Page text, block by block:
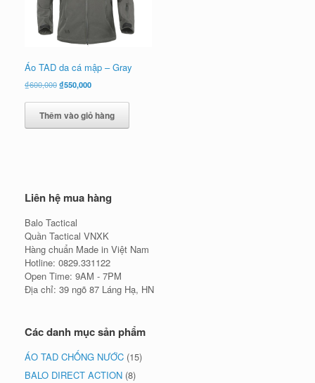
Áo TAD da cá mập – Gray
₫600,000Giá
là:
₫600,000.
₫550,000Giá
tại
là:
₫550,000.
Thêm vào giỏ hàng
Liên hệ mua hàng
Balo Tactical
Quần Tactical VNXK
Hàng chuẩn Made in Việt Nam
Hotline: 0829.331122
Open Time: 9AM - 7PM
Địa chỉ: 39 ngõ 87 Láng Hạ, HN
Các danh mục sản phẩm
ÁO TAD CHỐNG NƯỚC (15)
BALO DIRECT ACTION (8)